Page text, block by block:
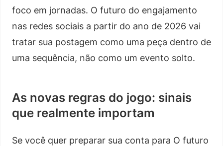
foco em jornadas. O futuro do engajamento
nas redes sociais a partir do ano de 2026 vai
tratar sua postagem como uma peça dentro de
uma sequência, não como um evento solto.
As novas regras do jogo: sinais
que realmente importam
Se você quer preparar sua conta para O futuro